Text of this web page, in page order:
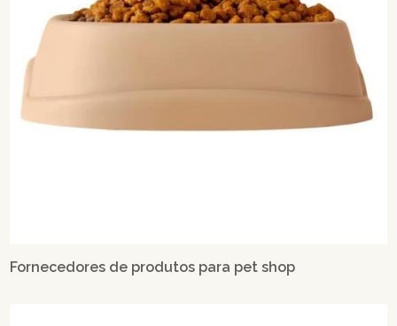
Fornecedores de produtos para pet shop